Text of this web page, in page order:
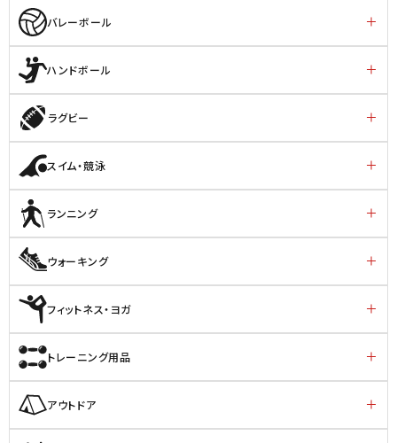
バレーボール
ハンドボール
ラグビー
スイム・競泳
ランニング
ウォーキング
フィットネス・ヨガ
トレーニング用品
アウトドア